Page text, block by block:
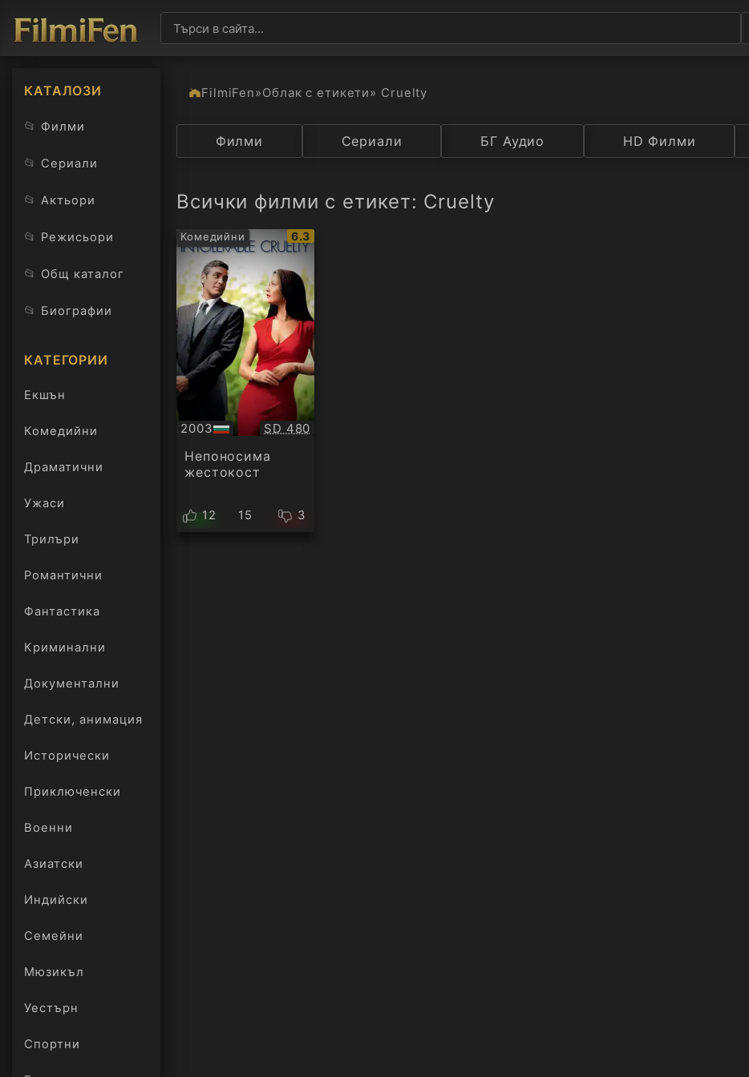
КАТАЛОЗИ
📂 Филми
📂 Сериали
📂 Актьори
📂 Режисьори
📂 Общ каталог
📂 Биографии
КАТЕГОРИИ
Екшън
Комедийни
Драматични
Ужаси
Трилъри
онлайн
Романтични
Фантастика
Криминални
Документални
Детски, анимация
Исторически
Приключенски
Военни
Азиатски
Индийски
Семейни
Мюзикъл
Уестърн
Спортни
FilmiFen»Облак с етикети» Cruelty
Категория Държава Рейтинг
Филми Сериали БГ Аудио HD Филми
Всички филми с етикет: Cruelty
Комедийни
IMDb
рейтинг:
6.3
2003
БГ
аудио
Качество:
SD 480
Непоносима
жестокост
12 15 3